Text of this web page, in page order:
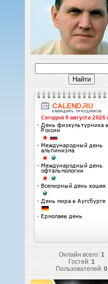
Онлайн всего: 1
Гостей: 1
Пользователей: 0